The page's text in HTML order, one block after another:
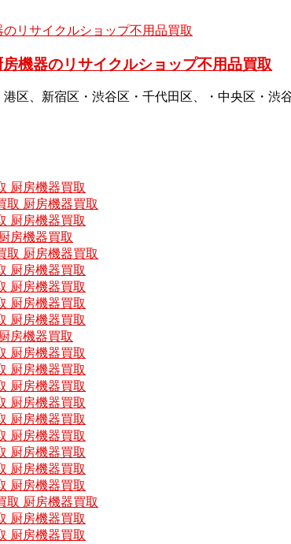
機器のリサイクルショップ不用品買取
港区、新宿区・渋谷区・千代田区、・中央区・
厨房機器買取
取 厨房機器買取
厨房機器買取
房機器買取
取 厨房機器買取
厨房機器買取
厨房機器買取
厨房機器買取
厨房機器買取
房機器買取
厨房機器買取
厨房機器買取
厨房機器買取
厨房機器買取
厨房機器買取
厨房機器買取
厨房機器買取
厨房機器買取
厨房機器買取
取 厨房機器買取
厨房機器買取
厨房機器買取